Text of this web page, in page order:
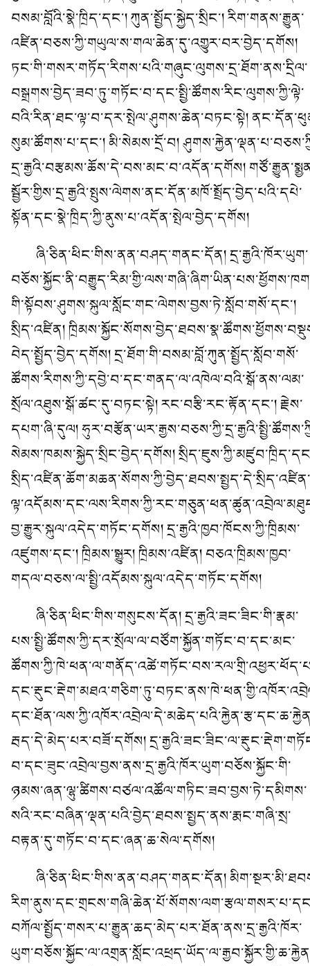
བསམ་བློའི་སྣེ་ཁྲིད་དང་། ཀུན་སྤྱོད་སྐྱེད་སྲིང་། རིག་གནས་རྒྱུན་
འཛིན་བཅས་ཀྱི་གཡུལ་ས་གལ་ཆེན་དུ་འགྱུར་བར་བྱེད་དགོས།
ཏང་གི་གསར་གཏོད་རིགས་པའི་གཞུང་ལུགས་དྲ་ཐོག་ནས་དྲིལ་
བསྒྲགས་བྱེད་ཟབ་ཏུ་གཏོང་བ་དང་སྤྱི་ཚོགས་རིང་ལུགས་ཀྱི་ལྟེ་
བའི་རིན་ཐང་ལྟ་བ་དར་སྤེལ་ཤུགས་ཆེན་བཏང་སྟེ།
སུམ་ཚོགས་པ་དང་། མི་སེམས་དྲོ་བ།
དྲ་རྒྱའི་བརྩམས་ཆོས་དེ་བས་མང་བ་འདོན་དགོས།
སྦྱོར་གྱིས་དྲ་རྒྱའི་སྤུས་ལེགས་ནང་དོན་མཁོ་སྤྲོད་བྱེད་པའི་དཔེ་
སྟོན་དང་སྣེ་ཁྲིད་ཀྱི་ནུས་པ་འདོན་སྤེལ་བྱེད་དགོས།
ཞི་ཅིན་ཕིང་གིས་ནན་བཤད་གནང་དོན། དྲ་རྒྱའི་ཁོར་ཡུག་
གི་སྟོབས་ཤུགས་སྐུལ་སློང་གང་ལེགས་བྱས་ཏེ་སློབ་གསོ་དང་།
སྲིད་འཛིན།
བེད་སྤྱོད་བྱེད་དགོས། དྲ་ཐོག་གི་བསམ་བློ་ཀུན་སྤྱོད་སློབ་གསོ་
ཚོགས་རིགས་ཀྱི་དབྱེ་བ་དང་གནད་ལ་འཁེལ་བའི་སྒོ་ནས་ལམ་
སྲོལ་འཐུས་སྒོ་ཚང་དུ་བཏང་སྟེ། རང་བརྩི་རང་རྟོན་དང་། རྗེས་
དཔག་ཞི་དུལ།
སེམས་ཁམས་སྐྱེད་སྲིང་བྱེད་དགོས།
སྲིད་འཛིན་ཆོག་མཆན་སོགས་ཀྱི་བྱེད་ཐབས་སྤྱད་དེ་སྲིད་འཛིན་
བྱ་རྒྱུར་སྐུལ་འདེད་གཏོང་དགོས། དྲ་རྒྱའི་ཁྱབ་ཁོངས་ཀྱི་ཁྲིམས་
འཛུགས་དང་། ཁྲིམས་སྒྱུར། ཁྲིམས་འཛིན། བཅའ་ཁྲིམས་ཁྱབ་
གདལ་བཅས་ལ་སྤྱི་འདོམས་སྐུལ་འདེད་གཏོང་དགོས།
ཞི་ཅིན་ཕིང་གིས་གསུངས་དོན། དྲ་རྒྱའི་ཟང་ཟིང་གི་རྣམ་
པས་སྤྱི་ཚོགས་ཀྱི་དར་སྲོལ་ལ་བཙོག་སྐྱོན་གཏོང་བ་དང་མང་
རྦད་དེ་མེད་པར་བཟོ་དགོས།
བ་དང་ཟུང་འབྲེལ་བྱས་ནས་དྲ་རྒྱའི་ཁོར་ཡུག་བཅོས་སྐྱོང་གི་
ཉམས་ཞན་ལྷུ་ཚིགས་བཙལ་འཚོལ་གཏིང་ཟབ་བྱས་ཏེ་དམིགས་
སའི་རང་བཞིན་ལྡན་པའི་བྱེད་ཐབས་སྤྱད་ནས་རྨང་གཞི་སྲ་
བརྟན་དུ་གཏོང་བ་དང་ཞན་ཆ་སེལ་དགོས།
ཞི་ཅིན་ཕིང་གིས་ནན་བཤད་གནང་དོན།
བཀོལ་སྤྱོད་གསར་པ་རྒྱུན་ཆད་མེད་པར་ཐོན་ནས་དྲ་རྒྱའི་ཁོར་